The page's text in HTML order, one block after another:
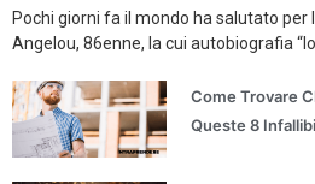
Pochi giorni fa il mondo ha salutato per
Angelou, 86enne, la cui autobiografia “Io
Come Trovare
Queste 8